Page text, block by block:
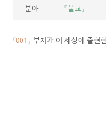
분야
『불교』
「001」 부처가 이 세상에 출현